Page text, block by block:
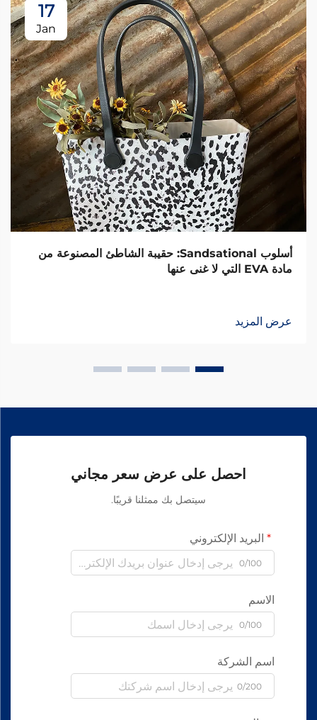
17
Jan
أسلوب Sandsational: حقيبة الشاطئ المصنوعة من
مادة EVA التي لا غنى عنها
عرض المزيد
احصل على عرض سعر مجاني
سيتصل بك ممثلنا قريبًا.
البريد الإلكتروني
0/100
الاسم
0/100
اسم الشركة
0/200